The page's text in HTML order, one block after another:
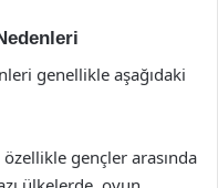
genellikle aşağıdaki
gençler arasında